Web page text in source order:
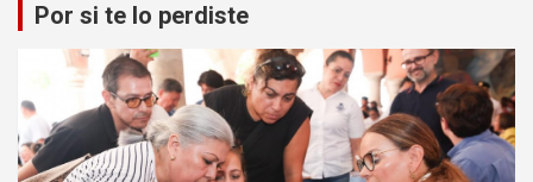
Por si te lo perdiste